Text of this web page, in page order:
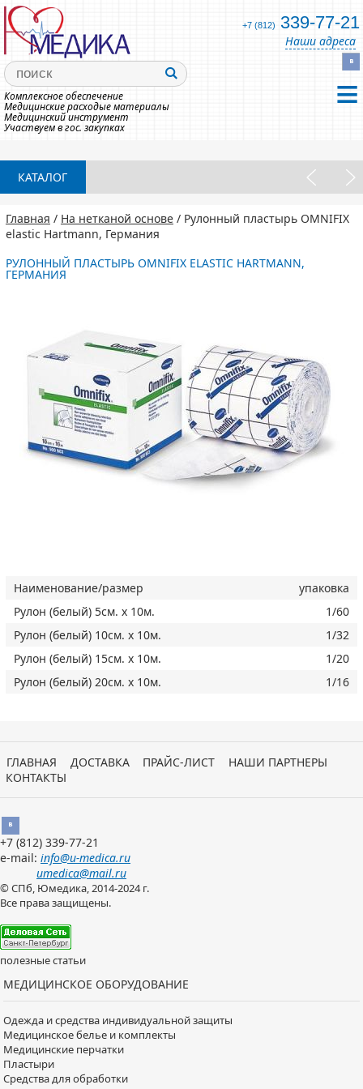
КАТАЛОГ
Главная / На нетканой основе/ Рулонный пластырь OMNIFIX
elastiс Hartmann, Германия
РУЛОННЫЙ ПЛАСТЫРЬ OMNIFIX ELASTIС HARTMANN,
ГЕРМАНИЯ
Наименование/размер
упаковка
Рулон (белый) 5см. х 10м.
1/60
Рулон (белый) 10см. х 10м.
1/32
Рулон (белый) 15см. х 10м.
1/20
Рулон (белый) 20см. х 10м.
1/16
Комплексное обеспечение
Медицинские расходые материалы
Медицинский инструмент
Участвуем в гос. закупках
+7 (812) 339-77-21
Наши адреса
ГЛАВНАЯ ДОСТАВКА ПРАЙС-ЛИСТ
НАШИ ПАРТНЕРЫ
КОНТАКТЫ
+7 (812) 339-77-21
e-mail: info@u-medica.ru
umedica@mail.ru
© СПб, Юмедика, 2014-2024 г.
Все права защищены.
полезные статьи
МЕДИЦИНСКОЕ ОБОРУДОВАНИЕ
Одежда и средства индивидуальной защиты
Медицинское белье и комплекты
Медицинские перчатки
Пластыри
Средства для обработки